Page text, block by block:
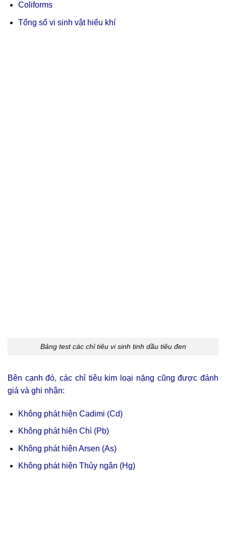
Coliforms
Tổng số vi sinh vật hiếu khí
Bảng test các chỉ tiêu vi sinh tinh dầu tiêu đen
Bên cạnh đó, các chỉ tiêu kim loại nặng cũng được đánh
giá và ghi nhận:
Không phát hiện Cadimi (Cd)
Không phát hiện Chì (Pb)
Không phát hiện Arsen (As)
Không phát hiện Thủy ngân (Hg)